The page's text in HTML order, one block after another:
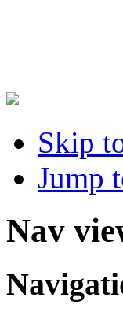
Skip
Jump
Nav